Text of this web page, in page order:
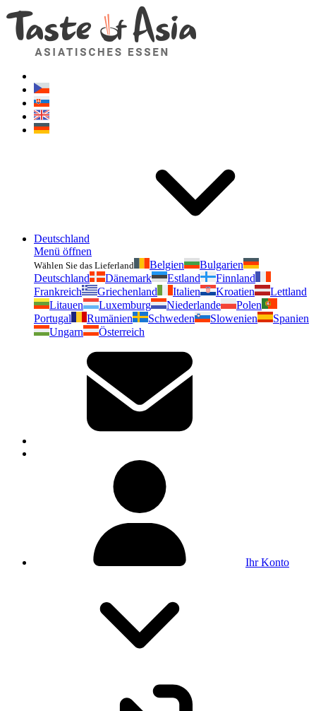
Deutschland
Menü öffnen
Wählen Sie das Lieferland Belgien
Bulgarien
Deutschland
Dänemark Estland
Finnland
Frankreich
Griechenland Italien Kroatien
Lettland
Litauen
Luxemburg Niederlande
Polen
Portugal
Rumänien Schweden Slowenien
Spanien
Ungarn
Österreich
Ihr Konto
Geschmackvonasien.de
Zögern Sie nicht zu fragen. Ich bin für Sie da!